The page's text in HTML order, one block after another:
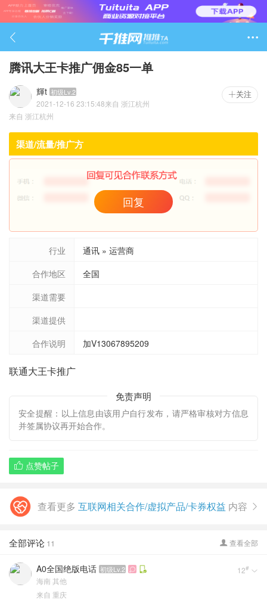

腾讯大王卡推广佣金85一单
輝t 初级Lv.2
2021-12-16 23:15:48来自 浙江杭州
958
关注
来自 浙江杭州
渠道/流量/推广方
回复
行业
通讯 » 运营商
合作地区
全国
渠道需要
渠道提供
合作说明
加V13067895209
联通大王卡推广
免责声明
安全提醒：以上信息由该用户自行发布，请严格审核对方信息
并签属协议再开始合作。
 点赞帖子
查看更多 互联网相关合作/虚拟产品/卡券权益 内容 
 查看全部
全部评论 11
A0全国绝版电话 初级Lv.2  12# 
海南 其他
来自 重庆